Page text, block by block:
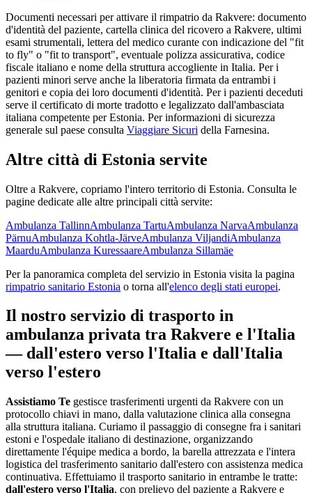
Documenti necessari per attivare il rimpatrio da Rakvere: documento
d'identità del paziente, cartella clinica del ricovero a Rakvere, ultimi
esami strumentali, lettera del medico curante con indicazione del "fit
to fly" o "fit to transport", eventuale polizza assicurativa, codice
fiscale italiano e nome della struttura accogliente in Italia. Per i
pazienti minori serve anche la liberatoria firmata da entrambi i
genitori e copia dei loro documenti d'identità. Per i pazienti deceduti
serve il certificato di morte tradotto e legalizzato dall'ambasciata
italiana competente perEstonia. Per informazioni di sicurezza
generale sul paese consulta Viaggiare Sicuri della Farnesina.
Altre città di Estonia servite
Oltre a Rakvere, copriamo l'intero territorio di Estonia. Consulta le
pagine dedicate alle altre principali città servite:
Ambulanza TallinnAmbulanza TartuAmbulanza NarvaAmbulanza
PärnuAmbulanza Kohtla-JärveAmbulanza ViljandiAmbulanza
MaarduAmbulanza KuressaareAmbulanza Sillamäe
Per la panoramica completa del servizio in Estonia visita la pagina
rimpatrio sanitario Estonia o torna all'elenco degli stati europei.
Il nostro servizio di trasporto in
ambulanza privata tra Rakvere e l'Italia
— dall'estero verso l'Italia e dall'Italia
verso l'estero
Assistiamo Te gestisce trasferimenti urgenti da Rakvere con un
protocollo chiavi in mano, dalla valutazione clinica alla consegna
alla struttura italiana. Curiamo il passaggio di consegne fra i sanitari
estoni e l'ospedale italiano di destinazione, organizzando
direttamente l'équipe medica a bordo, la barella attrezzata e l'intera
logistica del trasferimento sanitario dall'estero con assistenza medica
continuativa. Effettuiamo il trasporto sanitario in entrambe le tratte:
dall'estero verso l'Italia, con prelievo del paziente a Rakvere e